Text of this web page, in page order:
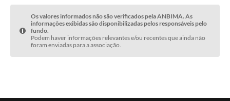
Os valores informados não são verificados pela ANBIMA. As
informações exibidas são disponibilizadas pelos responsáveis pelo
fundo.
Podem haver informações relevantes e/ou recentes que ainda não
foram enviadas para a associação.